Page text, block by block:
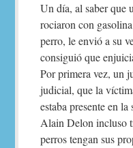
Un día, al saber que
rociaron con
perro, le envió a su
consiguió que
Por primera vez, un
judicial, que la
estaba presente en la
Alain Delon incluso
perros tengan sus